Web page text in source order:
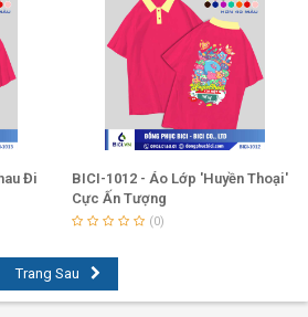
Đi
BICI-1012 - Áo Lớp 'Huyền Thoại'
Cực Ấn Tượng
(0)
Trang Sau